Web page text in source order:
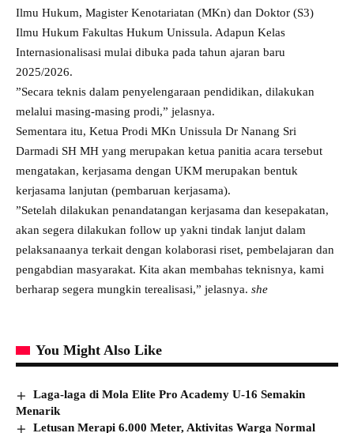
Ilmu Hukum, Magister Kenotariatan (MKn) dan Doktor (S3)
Ilmu Hukum Fakultas Hukum Unissula. Adapun Kelas
Internasionalisasi mulai dibuka pada tahun ajaran baru
2025/2026.
”Secara teknis dalam penyelengaraan pendidikan, dilakukan
melalui masing-masing prodi,” jelasnya.
Sementara itu, Ketua Prodi MKn Unissula Dr Nanang Sri
Darmadi SH MH yang merupakan ketua panitia acara tersebut
mengatakan, kerjasama dengan UKM merupakan bentuk
kerjasama lanjutan (pembaruan kerjasama).
”Setelah dilakukan penandatangan kerjasama dan kesepakatan,
akan segera dilakukan follow up yakni tindak lanjut dalam
pelaksanaanya terkait dengan kolaborasi riset, pembelajaran dan
pengabdian masyarakat. Kita akan membahas teknisnya, kami
berharap segera mungkin terealisasi,” jelasnya. she
You Might Also Like
Laga-laga di Mola Elite Pro Academy U-16 Semakin
Menarik
Letusan Merapi 6.000 Meter, Aktivitas Warga Normal